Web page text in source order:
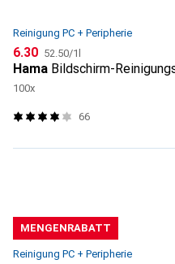
Reinigung PC + Peripherie
CHF
6.30 CHF
52.50/1l
Hama Bildschirm-
100x
66
MENGENRABATT
Reinigung PC + Peripherie